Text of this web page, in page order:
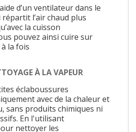
d’un ventilateur dans le
l’air chaud plus
la cuisson
pouvez ainsi cuire sur
la fois
À LA VAPEUR
éclaboussures
avec de la chaleur et
sans produits chimiques ni
En l'utilisant
nettoyer les